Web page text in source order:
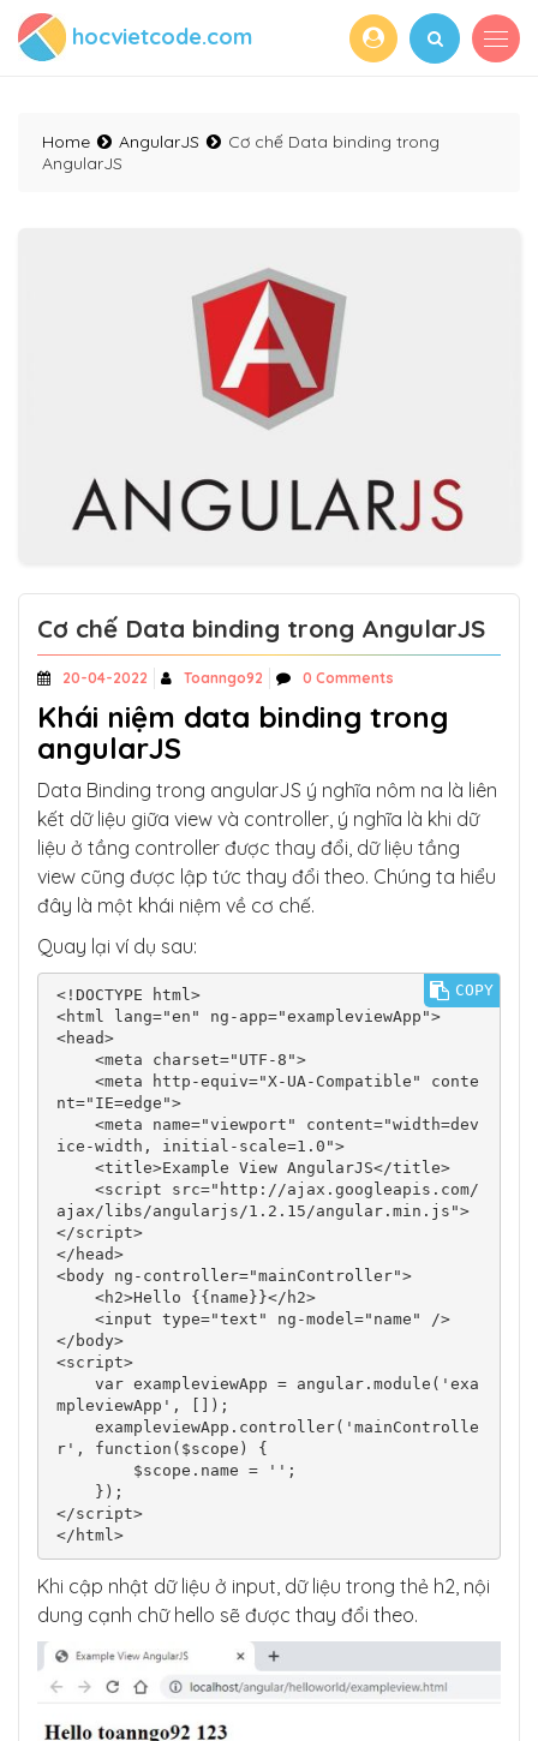
hocvietcode.com
Home AngularJS
Cơ chế Data binding trong
AngularJS
Cơ chế Data binding trong AngularJS
20-04-2022 Toanngo92 0 Comments
Khái niệm data binding trong
angularJS
Data Binding trong angularJS ý nghĩa nôm na là liên
kết dữ liệu giữa view và controller, ý nghĩa là khi dữ
liệu ở tầng controller được thay đổi, dữ liệu tầng
view cũng được lập tức thay đổi theo. Chúng ta hiểu
đây là một khái niệm về cơ chế.
Quay lại ví dụ sau:
<!DOCTYPE html>
<html lang="en" ng-app="exampleviewApp">
<head>
nt="IE=edge">
ice-width, initial-scale=1.0">
ajax/libs/angularjs/1.2.15/angular.min.js">
</script>
</head>
<body ng-controller="mainController">
</body>
<script>
mpleviewApp', []);
r', function($scope) {
</script>
</html>
COPY
Khi cập nhật dữ liệu ở input, dữ liệu trong thẻ h2, nội
dung cạnh chữ hello sẽ được thay đổi theo.